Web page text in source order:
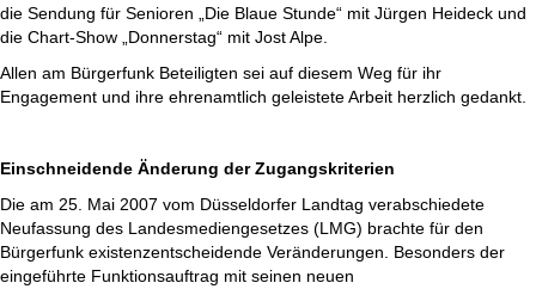
die Sendung für Senioren „Die Blaue Stunde“ mit Jürgen Heideck und
die Chart-Show „Donnerstag“ mit Jost Alpe.
Allen am Bürgerfunk Beteiligten sei auf diesem Weg für ihr
Engagement und ihre ehrenamtlich geleistete Arbeit herzlich gedankt.
Einschneidende Änderung der Zugangskriterien
Die am 25. Mai 2007 vom Düsseldorfer Landtag verabschiedete
Neufassung des Landesmediengesetzes (LMG) brachte für den
Bürgerfunk existenzentscheidende Veränderungen. Besonders der
eingeführte Funktionsauftrag mit seinen neuen